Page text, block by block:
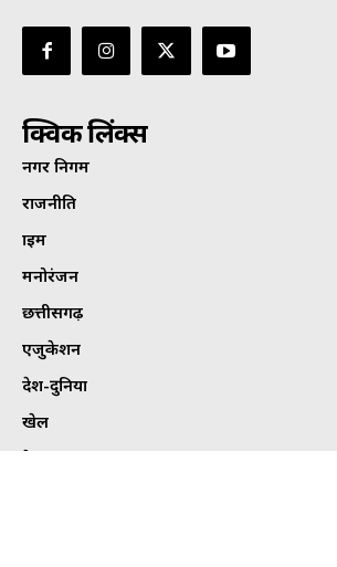
क्विक लिंक्स
नगर निगम
राजनीति
क्राइम
मनोरंजन
छत्तीसगढ़
एजुकेशन
देश-दुनिया
खेल
हेल्थ